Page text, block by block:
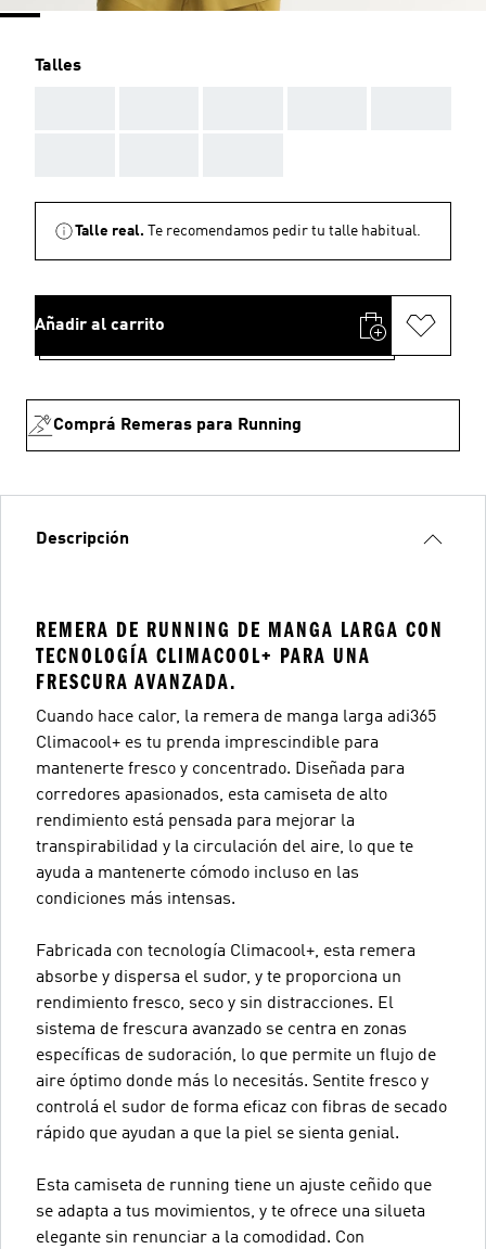
Talles
Talle real. Te recomendamos pedir tu talle habitual.
Añadir al carrito
Comprá Remeras para Running
Descripción
REMERA DE RUNNING DE MANGA LARGA CON
TECNOLOGÍA CLIMACOOL+ PARA UNA
FRESCURA AVANZADA.
Cuando hace calor, la remera de manga larga adi365
Climacool+ es tu prenda imprescindible para
mantenerte fresco y concentrado. Diseñada para
corredores apasionados, esta camiseta de alto
rendimiento está pensada para mejorar la
transpirabilidad y la circulación del aire, lo que te
ayuda a mantenerte cómodo incluso en las
condiciones más intensas.
Fabricada con tecnología Climacool+, esta remera
absorbe y dispersa el sudor, y te proporciona un
rendimiento fresco, seco y sin distracciones. El
sistema de frescura avanzado se centra en zonas
específicas de sudoración, lo que permite un flujo de
aire óptimo donde más lo necesitás. Sentite fresco y
controlá el sudor de forma eficaz con fibras de secado
rápido que ayudan a que la piel se sienta genial.
Esta camiseta de running tiene un ajuste ceñido que
se adapta a tus movimientos, y te ofrece una silueta
elegante sin renunciar a la comodidad. Con